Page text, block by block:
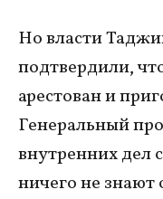
Но власти
подтвердили,
арестован и
Генеральный
внутренних дел
ничего не знают